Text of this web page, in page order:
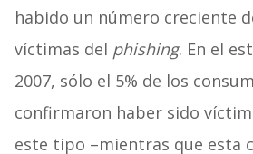
habido un número creciente
víctimas del phishing. En el
2007, sólo el 5% de los
confirmaron haber sido
este tipo –mientras que esta